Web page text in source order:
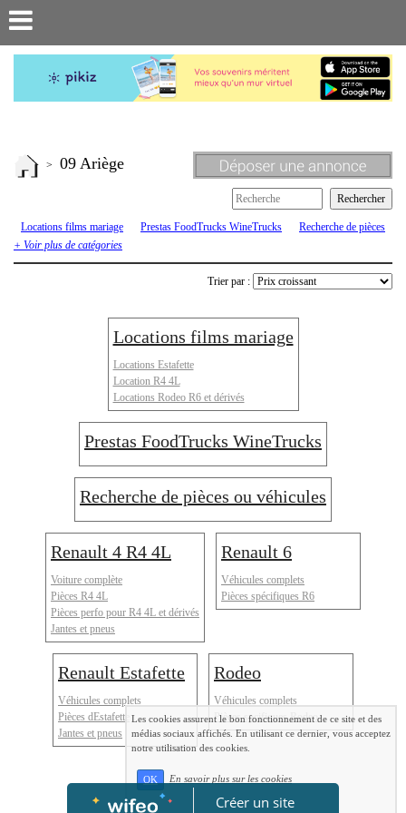
> 09 Ariège
Locations films mariage Prestas FoodTrucks WineTrucks
Recherche de pièces
ou véhicules
Renault 4 R4 4L
+ Voir plus de catégories
Trier par :
Locations films mariage
Locations Estafette
Location R4 4L
Locations Rodeo R6 et dérivés
Prestas FoodTrucks WineTrucks
Recherche de pièces ou véhicules
Renault 4 R4 4L
Voiture complète
Pièces R4 4L
Pièces perfo pour R4 4L et dérivés
Jantes et pneus
Renault 6
Véhicules complets
Pièces spécifiques R6
Renault Estafette
Véhicules complets
Pièces dEstafette
Jantes et pneus
Rodeo
Véhicules complets
Pièces spcifiques Rodeo
Créer un site
Les cookies assurent le bon fonctionnement de ce site et des
médias sociaux affichés. En utilisant ce dernier, vous acceptez
notre utilisation des cookies.
OK En savoir plus sur les cookies